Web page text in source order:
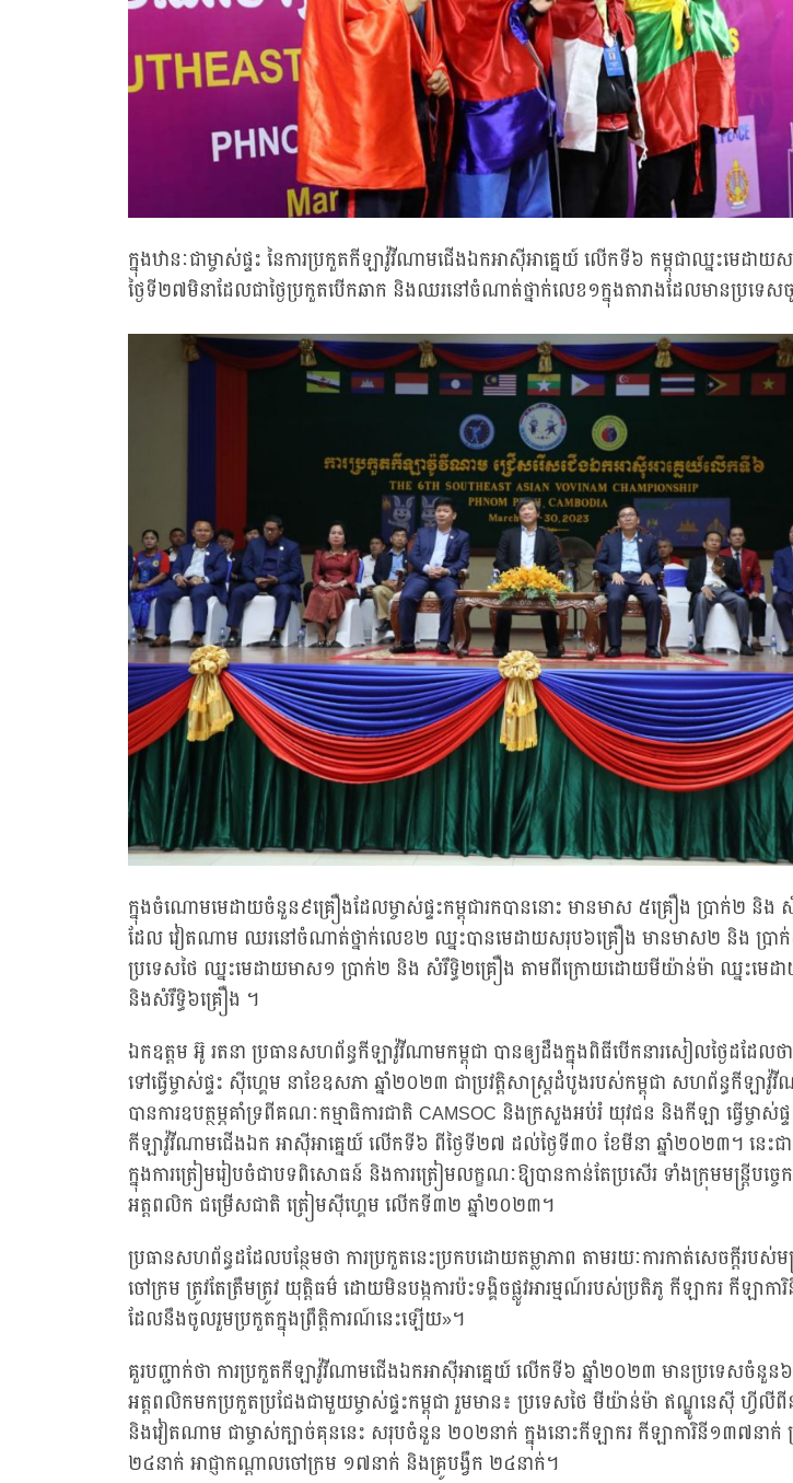
ក្នុងឋានៈជាម្ចាស់ផ្ទះ នៃការប្រកួតកីឡាវ៉ូវីណាមជើងឯកអាស៊ីអាគ្នេយ៍ លើកទី៦ កម្ពុជាឈ្នះមេដា
ថ្ងៃទី២៧មិនាដែលជាថ្ងៃប្រកួតបើកឆាក និងឈរនៅចំណាត់ថ្នាក់លេខ១ក្នុងតារាងដែលមានប្រទ
ក្នុងចំណោមមេដាយចំនួន៩គ្រឿងដែលម្ចាស់ផ្ទះកម្ពុជារកបាននោះ មានមាស ៥គ្រឿង ប្រាក់២ និង
ដែល វៀតណាម ឈរនៅចំណាត់ថ្នាក់លេខ២ ឈ្នះបានមេដាយសរុប៦គ្រឿង មានមាស២ និង ប្រា
ប្រទេសថៃ ឈ្នះមេដាយមាស១ ប្រាក់២ និង សំរឹទ្ធិ២គ្រឿង តាមពីក្រោយដោយមីយ៉ាន់ម៉ា ឈ្នះមេដ
និងសំរឹទ្ធិ៦គ្រឿង ។
ឯកឧត្តម អ៊ូ រតនា ប្រធានសហព័ន្ធកីឡាវ៉ូវីណាមកម្ពុជា បានឲ្យដឹងក្នុងពិធីបើកនារសៀលថ្ងៃដដែលថា
ទៅធ្វើម្ចាស់ផ្ទះ ស៊ីហ្គេម នាខែឧសភា ឆ្នាំ២០២៣ ជាប្រវត្តិសាស្ត្រដំបូងរបស់កម្ពុជា សហព័ន្ធកីឡាវ៉ូ
បានការឧបត្ថម្ភគាំទ្រពីគណៈកម្មាធិការជាតិ CAMSOC និងក្រសួងអប់រំ យុវជន និងកីឡា ធ្វើម្ចាស់ផ្
កីឡាវ៉ូវីណាមជើងឯក អាស៊ីអាគ្នេយ៍ លើកទី៦ ពីថ្ងៃទី២៧ ដល់ថ្ងៃទី៣០ ខែមីនា ឆ្នាំ២០២៣។ នេះជ
ក្នុងការត្រៀមរៀបចំជាបទពិសោធន៍ និងការត្រៀមលក្ខណៈឱ្យបានកាន់តែប្រសើរ ទាំងក្រុមមន្រ្តីបច្ច
អត្តពលិក ជម្រើសជាតិ ត្រៀមស៊ីហ្គេម លើកទី៣២ ឆ្នាំ២០២៣។
ប្រធានសហព័ន្ធដដែលបន្ថែមថា ការប្រកួតនេះប្រកបដោយតម្លាភាព តាមរយៈការកាត់សេចក្តីរបស់មន្
ចៅក្រម ត្រូវតែត្រឹមត្រូវ យុត្តិធម៌ ដោយមិនបង្កការប៉ះទង្គិចផ្លូវអារម្មណ៍របស់ប្រតិភូ កីឡាករ កីឡាកា
ដែលនឹងចូលរួមប្រកួតក្នុងព្រឹត្តិការណ៍នេះឡើយ»។
គួរបញ្ជាក់ថា ការប្រកួតកីឡាវ៉ូវីណាមជើងឯកអាស៊ីអាគ្នេយ៍ លើកទី៦ ឆ្នាំ២០២៣ មានប្រទេសចំនួន
អត្តពលិកមកប្រកួតប្រជែងជាមួយម្ចាស់ផ្ទះកម្ពុជា រួមមាន៖ ប្រទេសថៃ មីយ៉ាន់ម៉ា ឥណ្ឌូនេស៊ី ហ្វីលី
និងវៀតណាម ជាម្ចាស់ក្បាច់គុននេះ សរុបចំនួន ២០២នាក់ ក្នុងនោះកីឡាករ កីឡាការិនី១៣៧នាក់
២៤នាក់ អាជ្ញាកណ្តាលចៅក្រម ១៧នាក់ និងគ្រូបង្វឹក ២៤នាក់។